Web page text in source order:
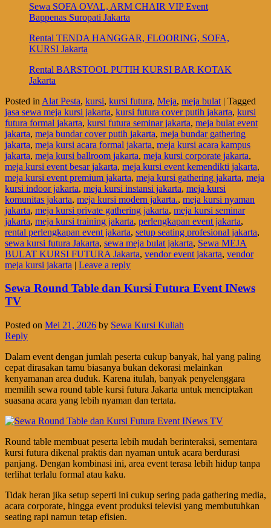
Sewa SOFA OVAL, ARM CHAIR VIP Event
Bappenas Suropati Jakarta
Rental TENDA HANGGAR, FLOORING, SOFA,
KURSI Jakarta
Rental BARSTOOL PUTIH KURSI BAR KOTAK
Jakarta
Posted in Alat Pesta, kursi, kursi futura, Meja, meja bulat | Tagged
jasa sewa meja kursi jakarta, kursi futura cover putih jakarta, kursi
futura formal jakarta, kursi futura seminar jakarta, meja bulat event
jakarta, meja bundar cover putih jakarta, meja bundar gathering
jakarta, meja kursi acara formal jakarta, meja kursi acara kampus
jakarta, meja kursi ballroom jakarta, meja kursi corporate jakarta,
meja kursi event besar jakarta, meja kursi event kemendikti jakarta,
meja kursi event premium jakarta, meja kursi gathering jakarta, meja
kursi indoor jakarta, meja kursi instansi jakarta, meja kursi
komunitas jakarta, meja kursi modern jakarta., meja kursi nyaman
jakarta, meja kursi private gathering jakarta, meja kursi seminar
jakarta, meja kursi training jakarta, perlengkapan event jakarta,
rental perlengkapan event jakarta, setup seating profesional jakarta,
sewa kursi futura Jakarta, sewa meja bulat jakarta, Sewa MEJA
BULAT KURSI FUTURA Jakarta, vendor event jakarta, vendor
meja kursi jakarta | Leave a reply
Sewa Round Table dan Kursi Futura Event INews
TV
Posted on Mei 21, 2026 by Sewa Kursi Kuliah
Reply
Dalam event dengan jumlah peserta cukup banyak, hal yang paling
cepat dirasakan tamu biasanya bukan dekorasi melainkan
kenyamanan area duduk. Karena itulah, banyak penyelenggara
memilih sewa round table kursi futura Jakarta untuk menciptakan
suasana acara yang lebih nyaman dan tertata.
Round table membuat peserta lebih mudah berinteraksi, sementara
kursi futura dikenal praktis dan nyaman untuk acara berdurasi
panjang. Dengan kombinasi ini, area event terasa lebih hidup tanpa
terlihat terlalu formal atau kaku.
Tidak heran jika setup seperti ini cukup sering pada gathering media,
acara corporate, hingga event produksi televisi yang membutuhkan
seating rapi namun tetap efisien.